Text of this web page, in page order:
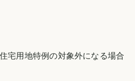
宅用地特例の対象外になる場合